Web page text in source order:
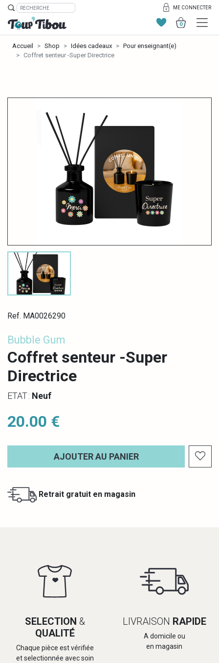
ME CONNECTER
0
Accueil Shop Idées cadeaux
Pour enseignant(e)
Coffret senteur -Super Directrice
Ref. MA0026290
Bubble Gum
Coffret senteur -Super
Directrice
ETAT : Neuf
20.00 €
AJOUTER AU PANIER
Retrait gratuit en magasin
SELECTION &
QUALITÉ
Chaque pièce est vérifiée
et selectionnée avec soin
LIVRAISON RAPIDE
A domicile ou
en magasin